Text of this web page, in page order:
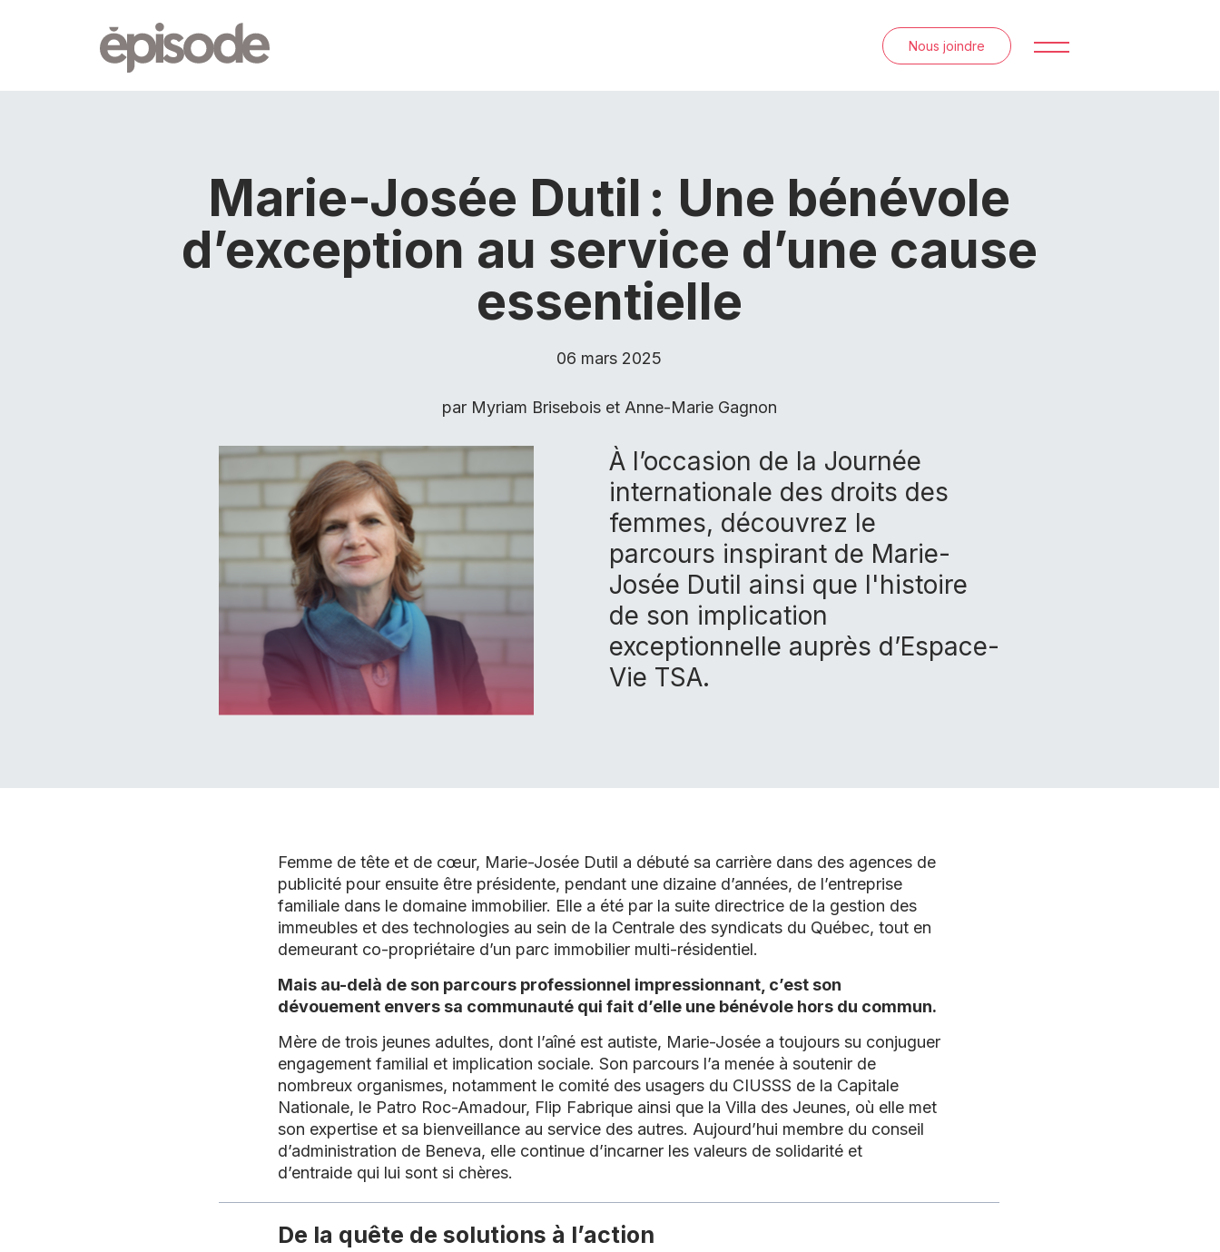
Nous joindre
Marie-Josée Dutil : Une bénévole
d’exception au service d’une cause
essentielle
06 mars 2025
par Myriam Brisebois et Anne-Marie Gagnon
À l’occasion de la Journée
internationale des droits des
femmes, découvrez le
parcours inspirant de Marie-
Josée Dutil ainsi que l'histoire
de son implication
exceptionnelle auprès d’Espace-
Vie TSA.
Femme de tête et de cœur, Marie-Josée Dutil a débuté sa carrière dans des agences de
publicité pour ensuite être présidente, pendant une dizaine d’années, de l’entreprise
familiale dans le domaine immobilier. Elle a été par la suite directrice de la gestion des
immeubles et des technologies au sein de la Centrale des syndicats du Québec, tout en
demeurant co-propriétaire d’un parc immobilier multi-résidentiel.
Mais au-delà de son parcours professionnel impressionnant, c’est son
dévouement envers sa communauté qui fait d’elle une bénévole hors du commun.
Mère de trois jeunes adultes, dont l’aîné est autiste, Marie-Josée a toujours su conjuguer
engagement familial et implication sociale. Son parcours l’a menée à soutenir de
nombreux organismes, notamment le comité des usagers du CIUSSS de la Capitale
Nationale, le Patro Roc-Amadour, Flip Fabrique ainsi que la Villa des Jeunes, où elle met
son expertise et sa bienveillance au service des autres. Aujourd’hui membre du conseil
d’administration de Beneva, elle continue d’incarner les valeurs de solidarité et
d’entraide qui lui sont si chères.
De la quête de solutions à l’action